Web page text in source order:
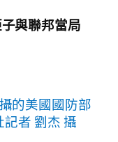
與聯邦當局
的美國國防部
者 劉杰 攝